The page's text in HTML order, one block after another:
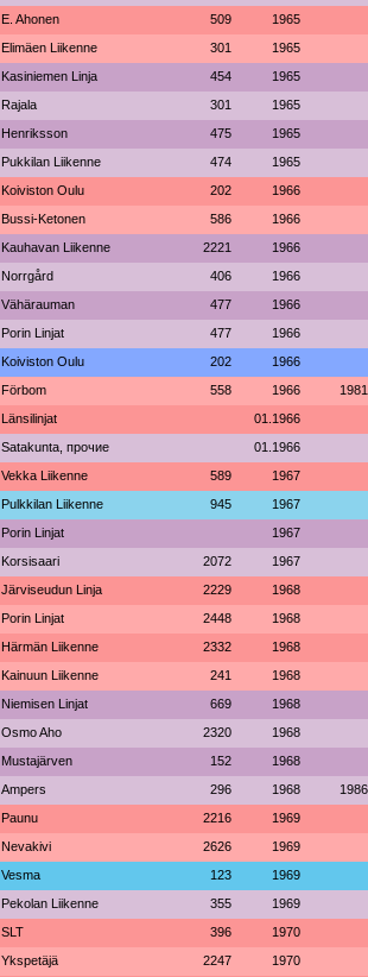
E. Ahonen 509 1965
Elimäen Liikenne 301 1965
Kasiniemen Linja 454 1965
Rajala 301 1965
Henriksson 475 1965
Pukkilan Liikenne 474 1965
Koiviston Oulu 202 1966
Bussi-Ketonen 586 1966
Kauhavan Liikenne 2221 1966
Norrgård 406 1966
Vähärauman 477 1966
Porin Linjat 477 1966
Koiviston Oulu 202 1966
Förbom 558 1966 1981
Länsilinjat 01.1966
Satakunta, прочие 01.1966
Vekka Liikenne 589 1967
Pulkkilan Liikenne 945 1967
Porin Linjat 1967
Korsisaari 2072 1967
Järviseudun Linja 2229 1968
Porin Linjat 2448 1968
Härmän Liikenne 2332 1968
Kainuun Liikenne 241 1968
Niemisen Linjat 669 1968
Osmo Aho 2320 1968
Mustajärven 152 1968
Ampers 296 1968 1986
Paunu 2216 1969
Nevakivi 2626 1969
Vesma 123 1969
Pekolan Liikenne 355 1969
SLT 396 1970
Ykspetäjä 2247 1970